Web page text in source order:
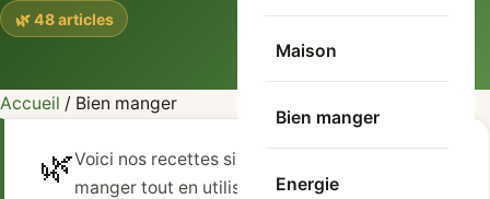
Maison
Bien manger
Energie
🌿 48 articles
Accueil / Bien manger
🌿Voici nos recettes simples et rapides pour bien
manger tout en utilisant vos fruits et légumes